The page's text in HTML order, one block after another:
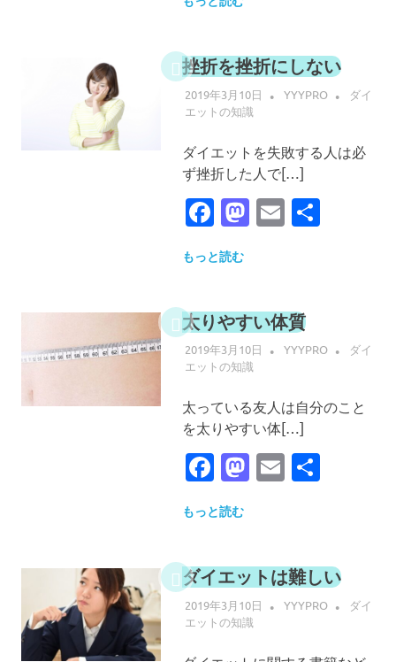
挫折を挫折にしない
2019年3月10日 YYYPRO
ダイ
エットの知識
ダイエットを失敗する人は必
ず挫折した人で[…]
Facebook
Mastodon
Email
共
もっと読む
太りやすい体質
2019年3月10日 YYYPRO
ダイ
エットの知識
太っている友人は自分のこと
を太りやすい体[…]
Facebook
Mastodon
Email
共
もっと読む
ダイエットは難しい
2019年3月10日 YYYPRO
ダイ
エットの知識